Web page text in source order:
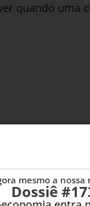
quando uma
mesmo a nossa
Dossiê